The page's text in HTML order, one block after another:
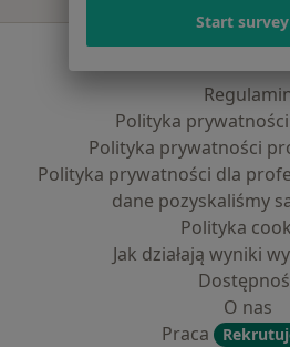
Serwis
Polityka
Polityka prywatności
Polityka prywatności dla
dane pozyskaliśmy
Polityka
Jak działają wyniki
O nas
Praca
Start survey